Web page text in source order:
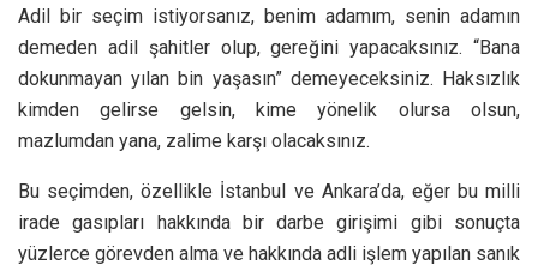
Adil bir seçim istiyorsanız, benim adamım, senin adamın
demeden adil şahitler olup, gereğini yapacaksınız. “Bana
dokunmayan yılan bin yaşasın” demeyeceksiniz. Haksızlık
kimden gelirse gelsin, kime yönelik olursa olsun,
mazlumdan yana, zalime karşı olacaksınız.
Bu seçimden, özellikle İstanbul ve Ankara’da, eğer bu milli
irade gasıpları hakkında bir darbe girişimi gibi sonuçta
yüzlerce görevden alma ve hakkında adli işlem yapılan sanık